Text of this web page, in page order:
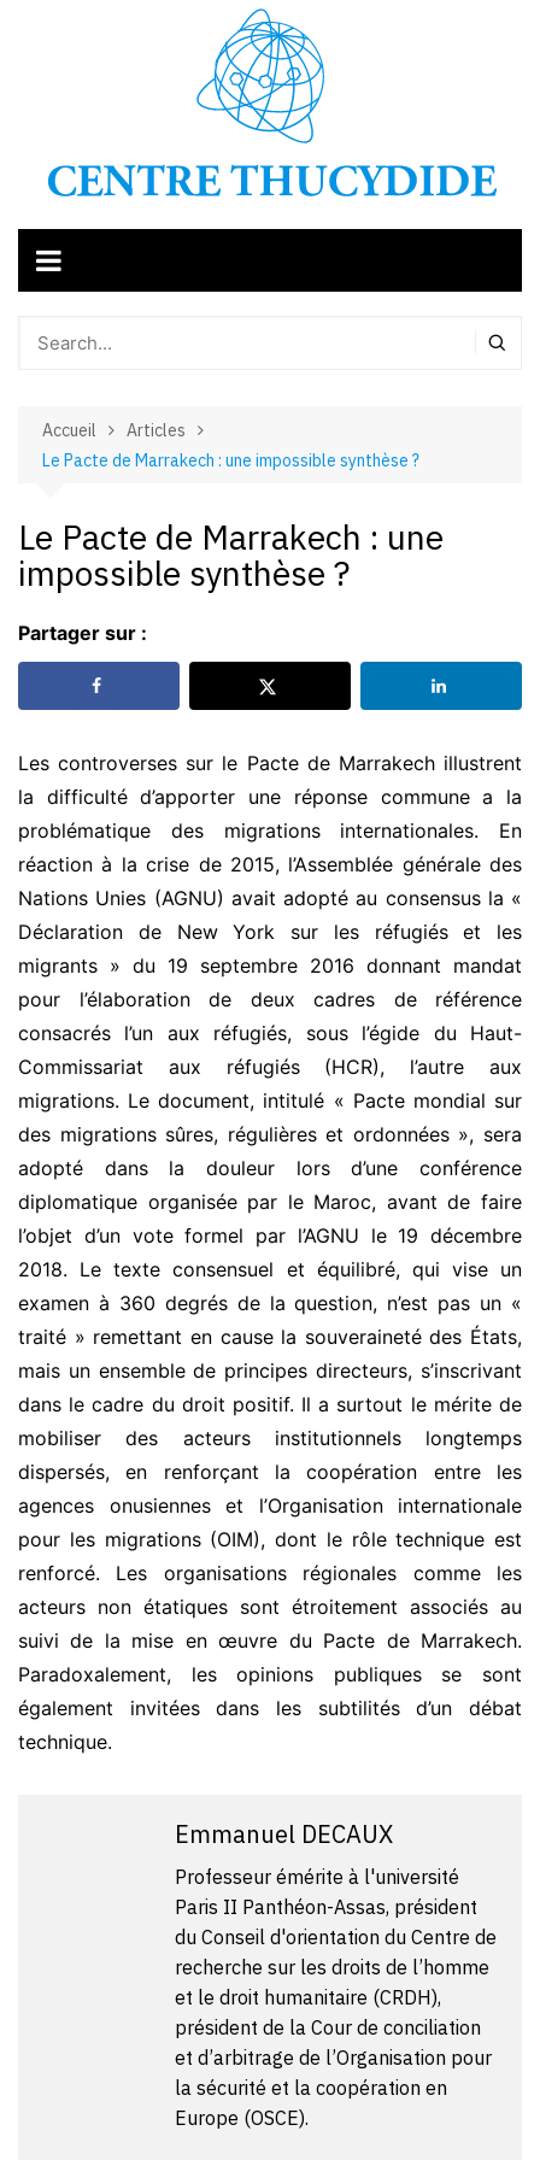
Accueil
Articles
Le Pacte de Marrakech : une impossible synthèse ?
Le Pacte de Marrakech : une
impossible synthèse ?
Partager sur :
Les controverses sur le Pacte de Marrakech illustrent
la difficulté d’apporter une réponse commune a la
problématique des migrations internationales. En
réaction à la crise de 2015, l’Assemblée générale des
Nations Unies (AGNU) avait adopté au consensus la «
Déclaration de New York sur les réfugiés et les
migrants » du 19 septembre 2016 donnant mandat
pour l’élaboration de deux cadres de référence
consacrés l’un aux réfugiés, sous l’égide du Haut-
Commissariat aux réfugiés (HCR), l’autre aux
migrations. Le document, intitulé « Pacte mondial sur
des migrations sûres, régulières et ordonnées », sera
adopté dans la douleur lors d’une conférence
diplomatique organisée par le Maroc, avant de faire
l’objet d’un vote formel par l’AGNU le 19 décembre
2018. Le texte consensuel et équilibré, qui vise un
examen à 360 degrés de la question, n’est pas un «
traité » remettant en cause la souveraineté des États,
mais un ensemble de principes directeurs, s’inscrivant
dans le cadre du droit positif. Il a surtout le mérite de
mobiliser des acteurs institutionnels longtemps
dispersés, en renforçant la coopération entre les
agences onusiennes et l’Organisation internationale
pour les migrations (OIM), dont le rôle technique est
renforcé. Les organisations régionales comme les
acteurs non étatiques sont étroitement associés au
suivi de la mise en œuvre du Pacte de Marrakech.
Paradoxalement, les opinions publiques se sont
également invitées dans les subtilités d’un débat
technique.
Emmanuel DECAUX
Professeur émérite à l'université
Paris II Panthéon-Assas, président
du Conseil d'orientation du Centre de
recherche sur les droits de l’homme
et le droit humanitaire (CRDH),
président de la Cour de conciliation
et d’arbitrage de l’Organisation pour
la sécurité et la coopération en
Europe (OSCE).